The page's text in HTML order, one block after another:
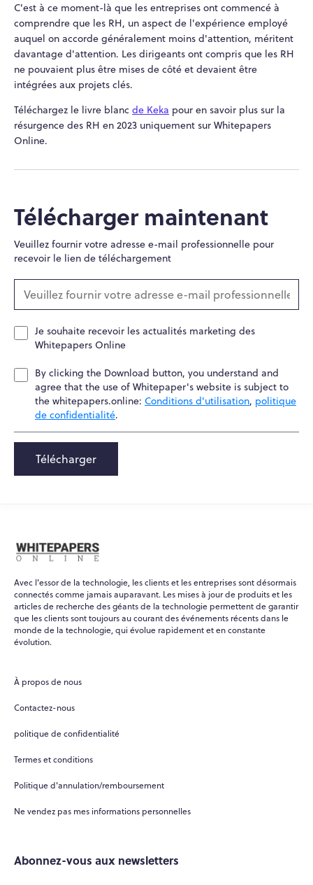
C'est à ce moment-là que les entreprises ont commencé à
comprendre que les RH, un aspect de l'expérience employé
auquel on accorde généralement moins d'attention, méritent
davantage d'attention. Les dirigeants ont compris que les RH
ne pouvaient plus être mises de côté et devaient être
intégrées aux projets clés.
Téléchargez le livre blanc de Keka pour en savoir plus sur la
résurgence des RH en 2023 uniquement sur Whitepapers
Online.
Télécharger maintenant
Veuillez fournir votre adresse e-mail professionnelle pour
recevoir le lien de téléchargement
Je souhaite recevoir les actualités marketing des
Whitepapers Online
By clicking the Download button, you understand and
agree that the use of Whitepaper's website is subject to
the whitepapers.online: Conditions d'utilisation, politique
de confidentialité.
Télécharger
Avec l'essor de la technologie, les clients et les entreprises sont désormais
connectés comme jamais auparavant. Les mises à jour de produits et les
articles de recherche des géants de la technologie permettent de garantir
que les clients sont toujours au courant des événements récents dans le
monde de la technologie, qui évolue rapidement et en constante
évolution.
À propos de nous
Contactez-nous
politique de confidentialité
Termes et conditions
Politique d'annulation/remboursement
Ne vendez pas mes informations personnelles
Abonnez-vous aux newsletters